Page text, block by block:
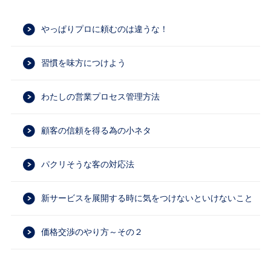
やっぱりプロに頼むのは違うな！
習慣を味方につけよう
わたしの営業プロセス管理方法
顧客の信頼を得る為の小ネタ
パクリそうな客の対応法
新サービスを展開する時に気をつけないといけないこと
価格交渉のやり方～その２